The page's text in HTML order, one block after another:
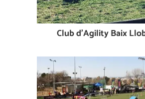
Club d'Agility Baix